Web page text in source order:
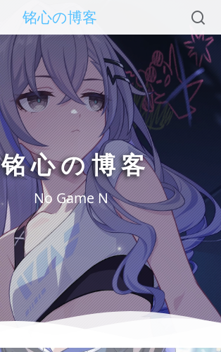
铭心の博客
铭心の博客
No Game N